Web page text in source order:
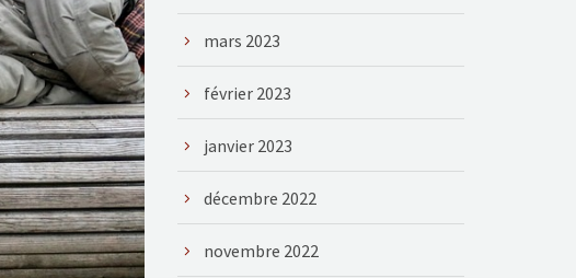
mars 2023
février 2023
janvier 2023
décembre 2022
novembre 2022